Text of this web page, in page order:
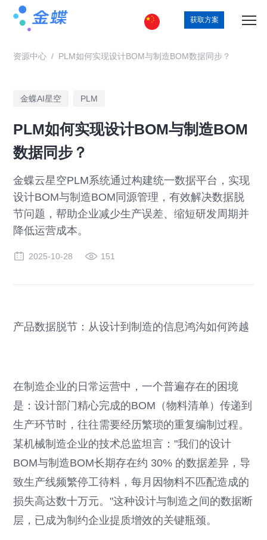
获取方案
资源中心 / PLM如何实现设计BOM与制造BOM数据同步？
金蝶AI星空 PLM
PLM如何实现设计BOM与制造BOM
数据同步？
金蝶云星空PLM系统通过构建统一数据平台，实现
设计BOM与制造BOM同源管理，有效解决数据脱
节问题，帮助企业减少生产误差、缩短研发周期并
降低运营成本。
2025-10-28 151
产品数据脱节：从设计到制造的信息鸿沟如何跨越
在制造企业的日常运营中，一个普遍存在的困境
是：设计部门精心完成的BOM（物料清单）传递到
生产环节时，往往需要经历繁琐的重复编制过程。
某机械制造企业的技术总监坦言："我们的设计
BOM与制造BOM长期存在约 30% 的数据差异，导
致生产线频繁停工待料，每月因物料不匹配造成的
损失高达数十万元。"这种设计与制造之间的数据断
层，已成为制约企业提质增效的关键瓶颈。